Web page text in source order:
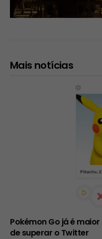
Mais notícias
Pokémon Go já é
de superar o Twitter